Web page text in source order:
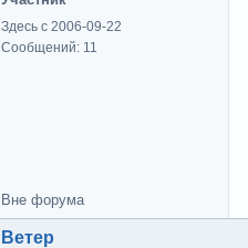
Здесь с 2006-09-22
Сообщений: 11
Вне форума
Ветер